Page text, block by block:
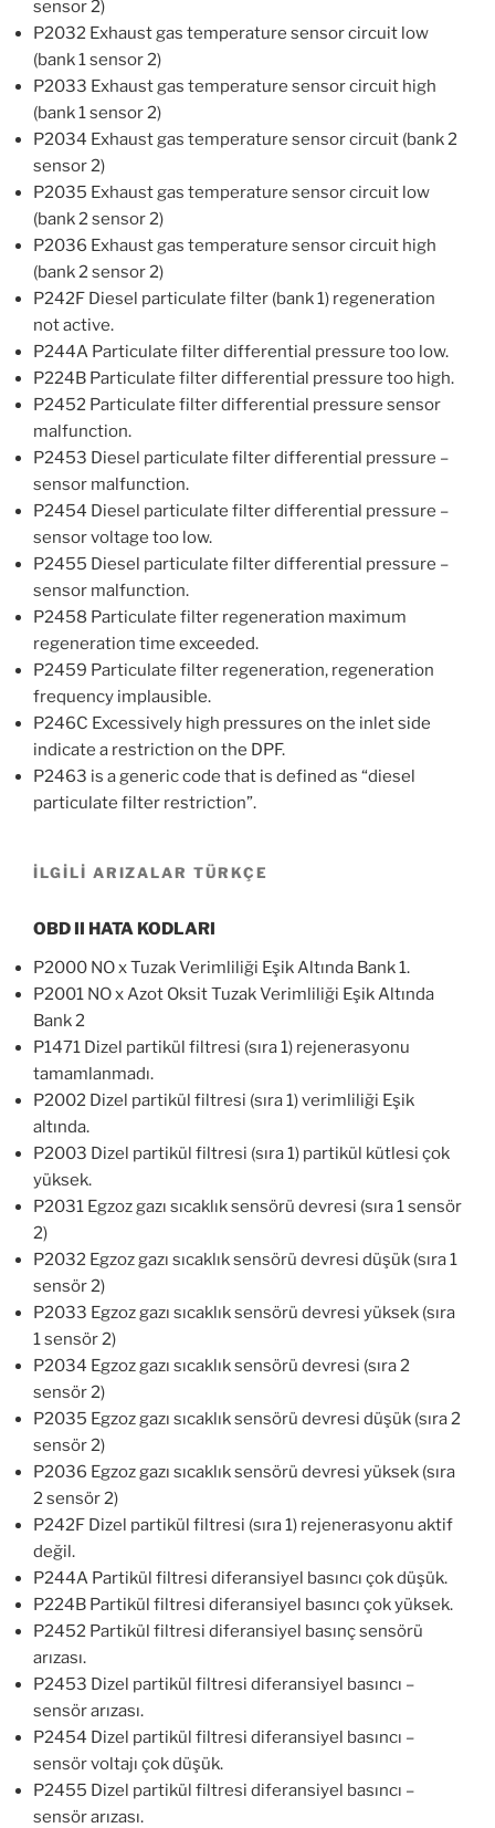
sensor 2)
P2032 Exhaust gas temperature sensor circuit low
(bank 1 sensor 2)
P2033 Exhaust gas temperature sensor circuit high
(bank 1 sensor 2)
P2034 Exhaust gas temperature sensor circuit (bank 2
sensor 2)
P2035 Exhaust gas temperature sensor circuit low
(bank 2 sensor 2)
P2036 Exhaust gas temperature sensor circuit high
(bank 2 sensor 2)
P242F Diesel particulate filter (bank 1) regeneration
not active.
P244A Particulate filter differential pressure too low.
P224B Particulate filter differential pressure too high.
P2452 Particulate filter differential pressure sensor
malfunction.
P2453 Diesel particulate filter differential pressure –
sensor malfunction.
P2454 Diesel particulate filter differential pressure –
sensor voltage too low.
P2455 Diesel particulate filter differential pressure –
sensor malfunction.
P2458 Particulate filter regeneration maximum
regeneration time exceeded.
P2459 Particulate filter regeneration, regeneration
frequency implausible.
P246C Excessively high pressures on the inlet side
indicate a restriction on the DPF.
P2463 is a generic code that is defined as “diesel
particulate filter restriction”.
İLGİLİ ARIZALAR TÜRKÇE
OBD II HATA KODLARI
P2000 NO x Tuzak Verimliliği Eşik Altında Bank 1.
P2001 NO x Azot Oksit Tuzak Verimliliği Eşik Altında
Bank 2
P1471 Dizel partikül filtresi (sıra 1) rejenerasyonu
tamamlanmadı.
P2002 Dizel partikül filtresi (sıra 1) verimliliği Eşik
altında.
P2003 Dizel partikül filtresi (sıra 1) partikül kütlesi çok
yüksek.
P2031 Egzoz gazı sıcaklık sensörü devresi (sıra 1 sensör
2)
P2032 Egzoz gazı sıcaklık sensörü devresi düşük (sıra 1
sensör 2)
P2033 Egzoz gazı sıcaklık sensörü devresi yüksek (sıra
1 sensör 2)
P2034 Egzoz gazı sıcaklık sensörü devresi (sıra 2
sensör 2)
P2035 Egzoz gazı sıcaklık sensörü devresi düşük (sıra 2
sensör 2)
P2036 Egzoz gazı sıcaklık sensörü devresi yüksek (sıra
2 sensör 2)
P242F Dizel partikül filtresi (sıra 1) rejenerasyonu aktif
değil.
P244A Partikül filtresi diferansiyel basıncı çok düşük.
P224B Partikül filtresi diferansiyel basıncı çok yüksek.
P2452 Partikül filtresi diferansiyel basınç sensörü
arızası.
P2453 Dizel partikül filtresi diferansiyel basıncı –
sensör arızası.
P2454 Dizel partikül filtresi diferansiyel basıncı –
sensör voltajı çok düşük.
P2455 Dizel partikül filtresi diferansiyel basıncı –
sensör arızası.